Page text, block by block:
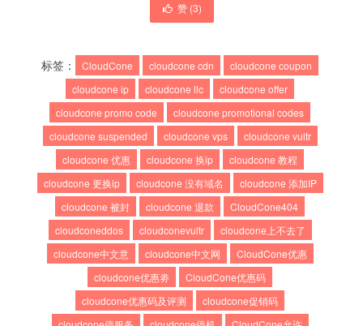
赞 (3)
标签： CloudCone cloudcone cdn
cloudcone coupon
cloudcone ip
cloudcone llc
cloudcone offer
cloudcone promo code
cloudcone promotional codes
cloudcone suspended
cloudcone vps
cloudcone vultr
cloudcone 优惠
cloudcone 换ip
cloudcone 教程
cloudcone 更换ip
cloudcone 没有域名
cloudcone 添加IP
cloudcone 被封
cloudcone 退款
CloudCone404
cloudconeddos
cloudconevultr
cloudcone上不去了
cloudcone中文意
cloudcone中文网
CloudCone优惠
cloudcone优惠劵
CloudCone优惠码
cloudcone优惠码及评测
cloudcone促销码